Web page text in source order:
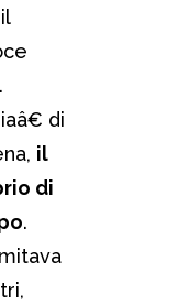
di
il
di
.